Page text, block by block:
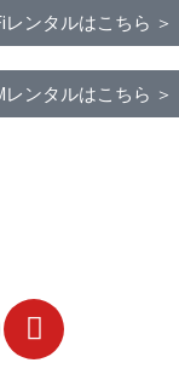
レンタルはこちら ＞
レンタルはこちら ＞